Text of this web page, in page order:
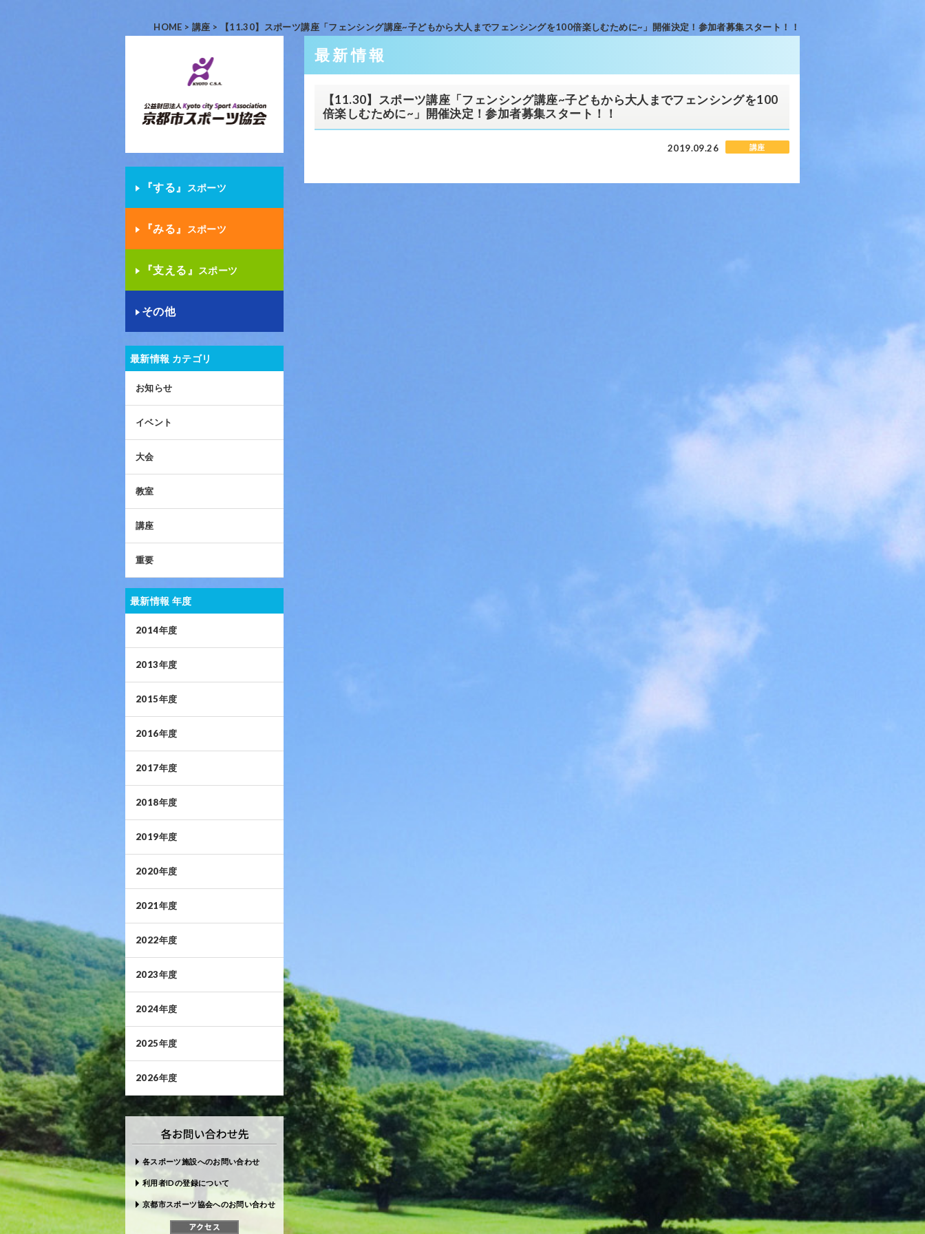
HOME > 講座 > 【11.30】スポーツ講座「フェンシング講座~子どもから大人までフェンシングを100倍楽しむために~」開催決定！参加者募集スタート！！
最新情報
【11.30】スポーツ講座「フェンシング講座~子どもから大人までフェンシングを100
倍楽しむために~」開催決定！参加者募集スタート！！
2019.09.26 講座
『する』 スポーツ
『みる』 スポーツ
『支える』 スポーツ
その他
最新情報 カテゴリ
お知らせ
イベント
大会
教室
講座
重要
最新情報 年度
2014年度
2013年度
2015年度
2016年度
2017年度
2018年度
2019年度
2020年度
2021年度
2022年度
2023年度
2024年度
2025年度
2026年度
各スポーツ施設へのお問い合わせ
利用者IDの登録について
京都市スポーツ協会へのお問い合わせ